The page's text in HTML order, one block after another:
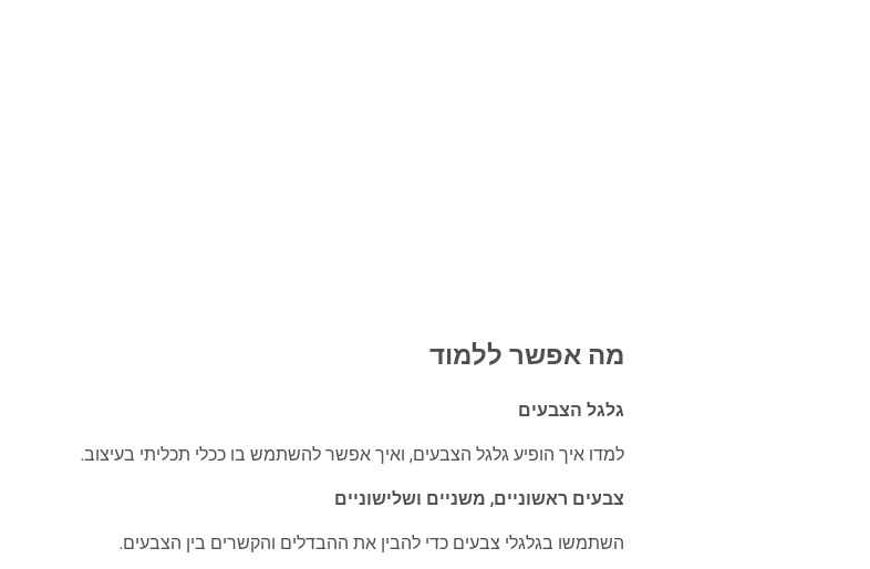
מה אפשר ללמוד
גלגל הצבעים
למדו איך הופיע גלגל הצבעים, ואיך אפשר להשתמש בו ככלי תכליתי בעיצוב.
צבעים ראשוניים, משניים ושלישוניים
השתמשו בגלגלי צבעים כדי להבין את ההבדלים והקשרים בין הצבעים.